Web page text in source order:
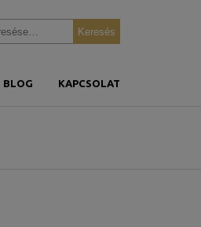
BLOG KAPCSOLAT
Keresés